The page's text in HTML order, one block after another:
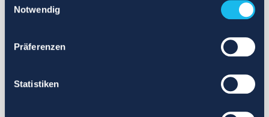
Notwendig
Präferenzen
Statistiken